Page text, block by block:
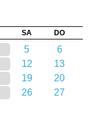
SA DO
5
6
12
13
19
20
26
27